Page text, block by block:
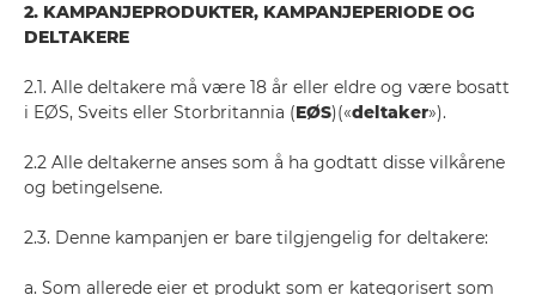
2. KAMPANJEPRODUKTER, KAMPANJEPERIODE OG
DELTAKERE
2.1. Alle deltakere må være 18 år eller eldre og være bosatt
i EØS, Sveits eller Storbritannia (EØS)(«deltaker»).
2.2 Alle deltakerne anses som å ha godtatt disse vilkårene
og betingelsene.
2.3. Denne kampanjen er bare tilgjengelig for deltakere:
a. Som allerede eier et produkt som er kategorisert som